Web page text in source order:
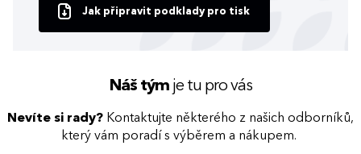
Jak připravit podklady pro tisk
Náš týmje tu pro vás
Nevíte si rady? Kontaktujte některého z našich odborníků,
který vám poradí s výběrem a nákupem.